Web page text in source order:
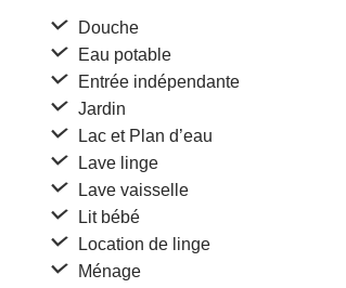
Douche
Eau potable
Entrée indépendante
Jardin
Lac et Plan d’eau
Lave linge
Lave vaisselle
Lit bébé
Location de linge
Ménage